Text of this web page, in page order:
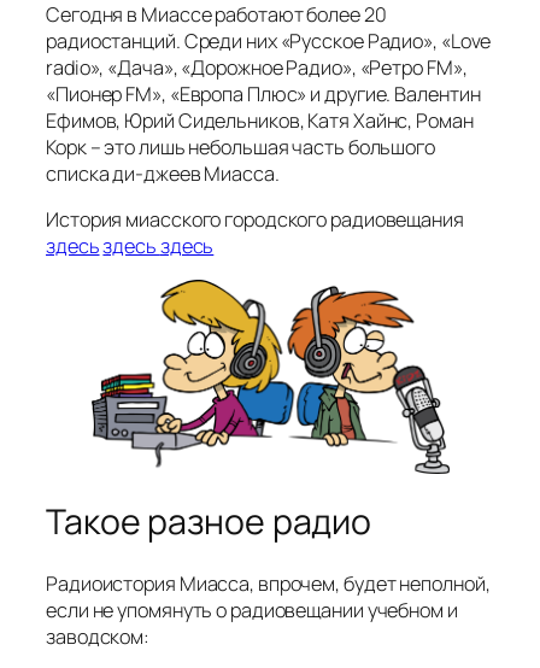
Сегодня в Миассе работают более 20
радиостанций. Среди них «Русское Радио», «Love
radio», «Дача», «Дорожное Радио», «Ретро FM»,
«Пионер FM», «Европа Плюс» и другие. Валентин
Ефимов, Юрий Сидельников, Катя Хайнс, Роман
Корк – это лишь небольшая часть большого
списка ди-джеев Миасса.
История миасского городского радиовещания
здесьздесьздесь
Такое разное радио
Радиоистория Миасса, впрочем, будет неполной,
если не упомянуть о радиовещании учебном и
заводском: